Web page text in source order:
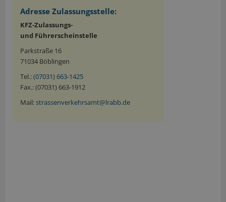
Adresse Zulassungsstelle:
KFZ-Zulassungs-
und Führerscheinstelle
Parkstraße 16
71034 Böblingen
Tel.:(07031) 663-1425
Fax.: (07031) 663-1912
Mail:strassenverkehrsamt@lrabb.de